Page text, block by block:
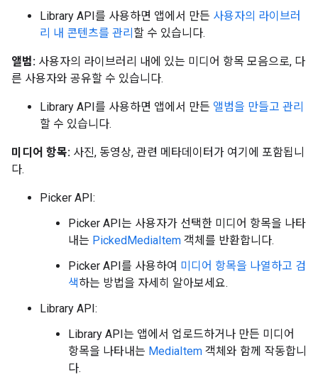
Library API를 사용하면 앱에서 만든 사용자의 라이브러
리 내 콘텐츠를 관리 할 수 있습니다.
앨범: 사용자의 라이브러리 내에 있는 미디어 항목 모음으로, 다
른 사용자와 공유할 수 있습니다.
Library API를 사용하면 앱에서 만든 앨범을 만들고 관리
할 수 있습니다.
미디어 항목: 사진, 동영상, 관련 메타데이터가 여기에 포함됩니
다.
Picker API:
Picker API는 사용자가 선택한 미디어 항목을 나타
내는 PickedMediaItem 객체를 반환합니다.
Picker API를 사용하여 미디어 항목을 나열하고 검
색하는 방법을 자세히 알아보세요.
Library API:
Library API는 앱에서 업로드하거나 만든 미디어
항목을 나타내는 MediaItem 객체와 함께 작동합니
다.